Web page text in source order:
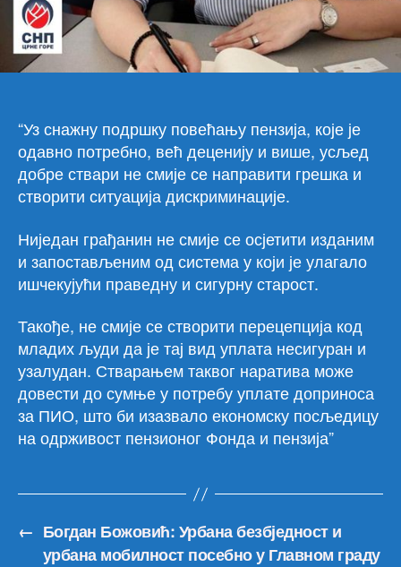
“Уз снажну подршку повећању пензија, које је
одавно потребно, већ деценију и више, усљед
добре ствари не смије се направити грешка и
створити ситуација дискриминације.
Ниједан грађанин не смије се осјетити изданим
и запостављеним од система у који је улагало
ишчекујући праведну и сигурну старост.
Такође, не смије се створити перецепција код
младих људи да је тај вид уплата несигуран и
узалудан. Стварањем таквог наратива може
довести до сумње у потребу уплате доприноса
за ПИО, што би изазвало економску посљедицу
на одрживост пензионог Фонда и пензија”
← Богдан Божовић: Урбана безбједност и
урбана мобилност посебно у Главном граду